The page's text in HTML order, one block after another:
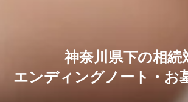
神奈川県下の相続
エンディングノート・お